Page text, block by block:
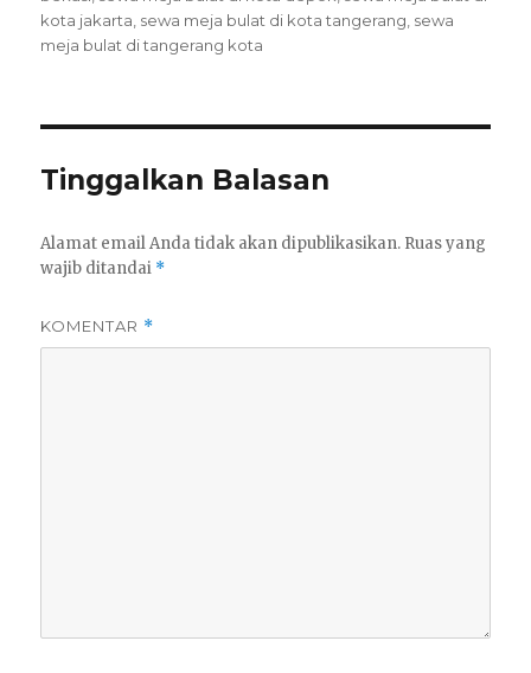
kota jakarta, sewa meja bulat di kota tangerang, sewa
meja bulat di tangerang kota
Tinggalkan Balasan
Alamat email Anda tidak akan dipublikasikan. Ruas yang
wajib ditandai *
KOMENTAR *